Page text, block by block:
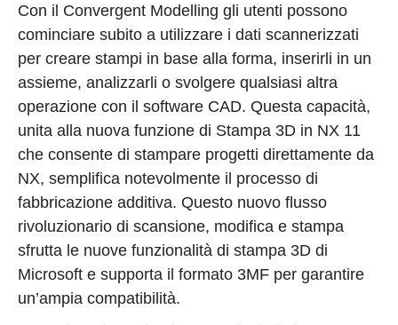
Con il Convergent Modelling gli utenti possono
cominciare subito a utilizzare i dati scannerizzati
per creare stampi in base alla forma, inserirli in un
assieme, analizzarli o svolgere qualsiasi altra
operazione con il software CAD. Questa capacità,
unita alla nuova funzione di Stampa 3D in NX 11
che consente di stampare progetti direttamente da
NX, semplifica notevolmente il processo di
fabbricazione additiva. Questo nuovo flusso
rivoluzionario di scansione, modifica e stampa
sfrutta le nuove funzionalità di stampa 3D di
Microsoft e supporta il formato 3MF per garantire
un’ampia compatibilità.